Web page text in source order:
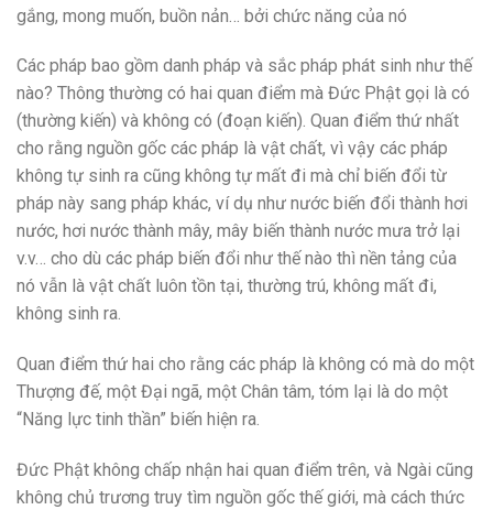
gắng, mong muốn, buồn nản… bởi chức năng của nó
Các pháp bao gồm danh pháp và sắc pháp phát sinh như thế
nào? Thông thường có hai quan điểm mà Đức Phật gọi là có
(thường kiến) và không có (đoạn kiến). Quan điểm thứ nhất
cho rằng nguồn gốc các pháp là vật chất, vì vậy các pháp
không tự sinh ra cũng không tự mất đi mà chỉ biến đổi từ
pháp này sang pháp khác, ví dụ như nước biến đổi thành hơi
nước, hơi nước thành mây, mây biến thành nước mưa trở lại
v.v… cho dù các pháp biến đổi như thế nào thì nền tảng của
nó vẫn là vật chất luôn tồn tại, thường trú, không mất đi,
không sinh ra.
Quan điểm thứ hai cho rằng các pháp là không có mà do một
Thượng đế, một Đại ngã, một Chân tâm, tóm lại là do một
“Năng lực tinh thần” biến hiện ra.
Đức Phật không chấp nhận hai quan điểm trên, và Ngài cũng
không chủ trương truy tìm nguồn gốc thế giới, mà cách thức